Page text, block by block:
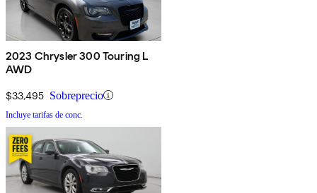
2023 Chrysler 300 Touring L
AWD
$33,495 Sobreprecio
Incluye tarifas de conc.